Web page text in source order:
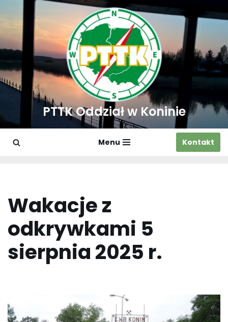
Przejdź
do
treści
PTTK Oddział w Koninie
Menu Kontakt
Wakacje z
odkrywkami 5
sierpnia 2025 r.